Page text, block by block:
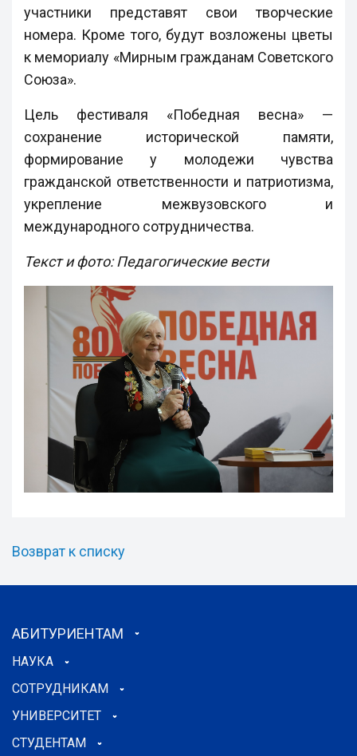
участники представят свои творческие
номера. Кроме того, будут возложены цветы
к мемориалу «Мирным гражданам Советского
Союза».
Цель фестиваля «Победная весна» —
сохранение исторической памяти,
формирование у молодежи чувства
гражданской ответственности и патриотизма,
укрепление межвузовского и
международного сотрудничества.
Текст и фото: Педагогические вести
Возврат к списку
АБИТУРИЕНТАМ
НАУКА
СОТРУДНИКАМ
УНИВЕРСИТЕТ
СТУДЕНТАМ